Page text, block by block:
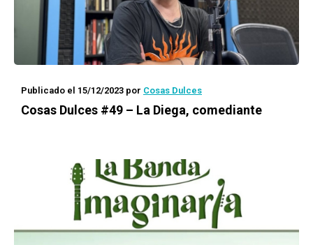
Publicado el 15/12/2023 por Cosas Dulces
Cosas Dulces #49 – La Diega, comediante